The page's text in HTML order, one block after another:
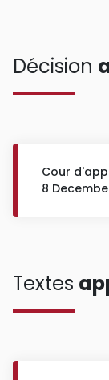
Décision
Cour
8
Textes